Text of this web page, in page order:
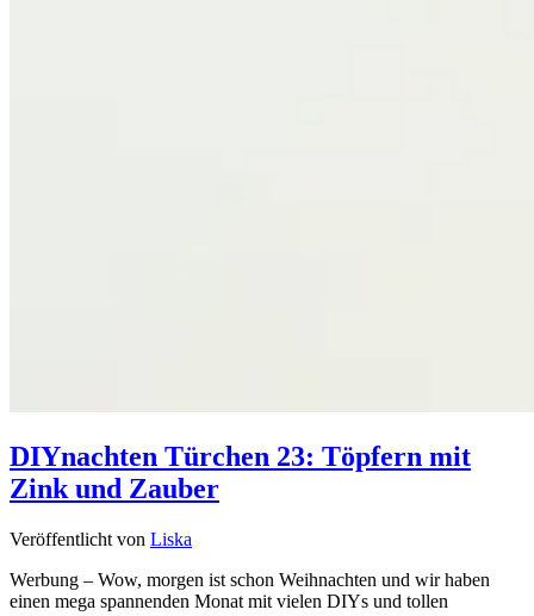
DIYnachten Türchen 23: Töpfern mit
Zink und Zauber
Veröffentlicht von Liska
Werbung – Wow, morgen ist schon Weihnachten und wir haben
einen mega spannenden Monat mit vielen DIYs und tollen